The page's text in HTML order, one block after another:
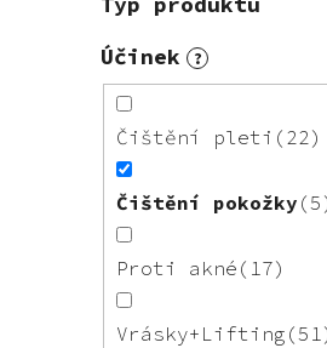
Účinek
?
Čištění pleti 22
Čištění pokožky 5
Proti akné 17
Vrásky+Lifting 51